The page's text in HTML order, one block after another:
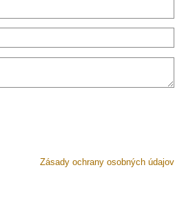
Zásady ochrany osobných údajov